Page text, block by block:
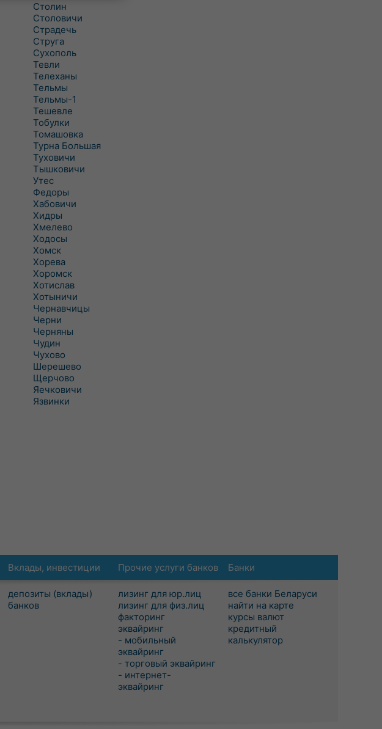
Столин
Столовичи
Страдечь
Струга
Сухополь
Тевли
Телеханы
Тельмы
Тельмы-1
Тешевле
Тобулки
Томашовка
Турна Большая
Туховичи
Тышковичи
Утес
Федоры
Хабовичи
Хидры
Хмелево
Ходосы
Хомск
Хорева
Хоромск
Хотислав
Хотыничи
Чернавчицы
Черни
Черняны
Чудин
Чухово
Шерешево
Щерчово
Яечковичи
Язвинки
Вклады, инвестиции
депозиты (вклады)
банков
Прочие услуги банков
лизинг для юр.лиц
лизинг для физ.лиц
факторинг
эквайринг
- мобильный
эквайринг
- торговый эквайринг
- интернет-
эквайринг
Банки
все банки Беларуси
найти на карте
курсы валют
кредитный
калькулятор